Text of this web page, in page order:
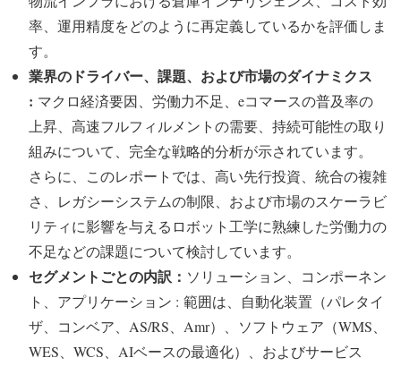
率、運用精度をどのように再定義しているかを評価しま
す。
業界のドライバー、課題、および市場のダイナミクス
: マクロ経済要因、労働力不足、eコマースの普及率の
上昇、高速フルフィルメントの需要、持続可能性の取り
組みについて、完全な戦略的分析が示されています。
さらに、このレポートでは、高い先行投資、統合の複雑
さ、レガシーシステムの制限、および市場のスケーラビ
リティに影響を与えるロボット工学に熟練した労働力の
不足などの課題について検討しています。
セグメントごとの内訳： ソリューション、コンポーネン
ト、アプリケーション : 範囲は、自動化装置（パレタイ
ザ、コンベア、AS/RS、Amr）、ソフトウェア（WMS、
WES、WCS、AIベースの最適化）、およびサービス